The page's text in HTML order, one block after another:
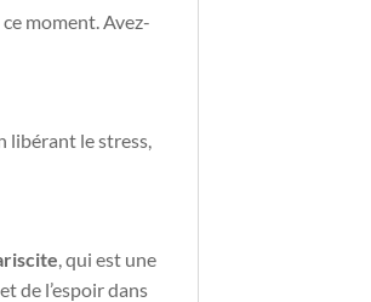
moment. Avez-
libérant le stress,
, qui est une
de l’espoir dans